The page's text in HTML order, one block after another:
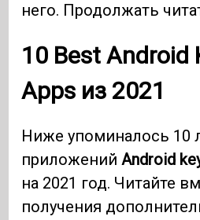
него. Продолжать
10 Best Android
Apps из 2021
Ниже упоминалось 10
приложенийAndroid
на 2021 год. Читайте
получения